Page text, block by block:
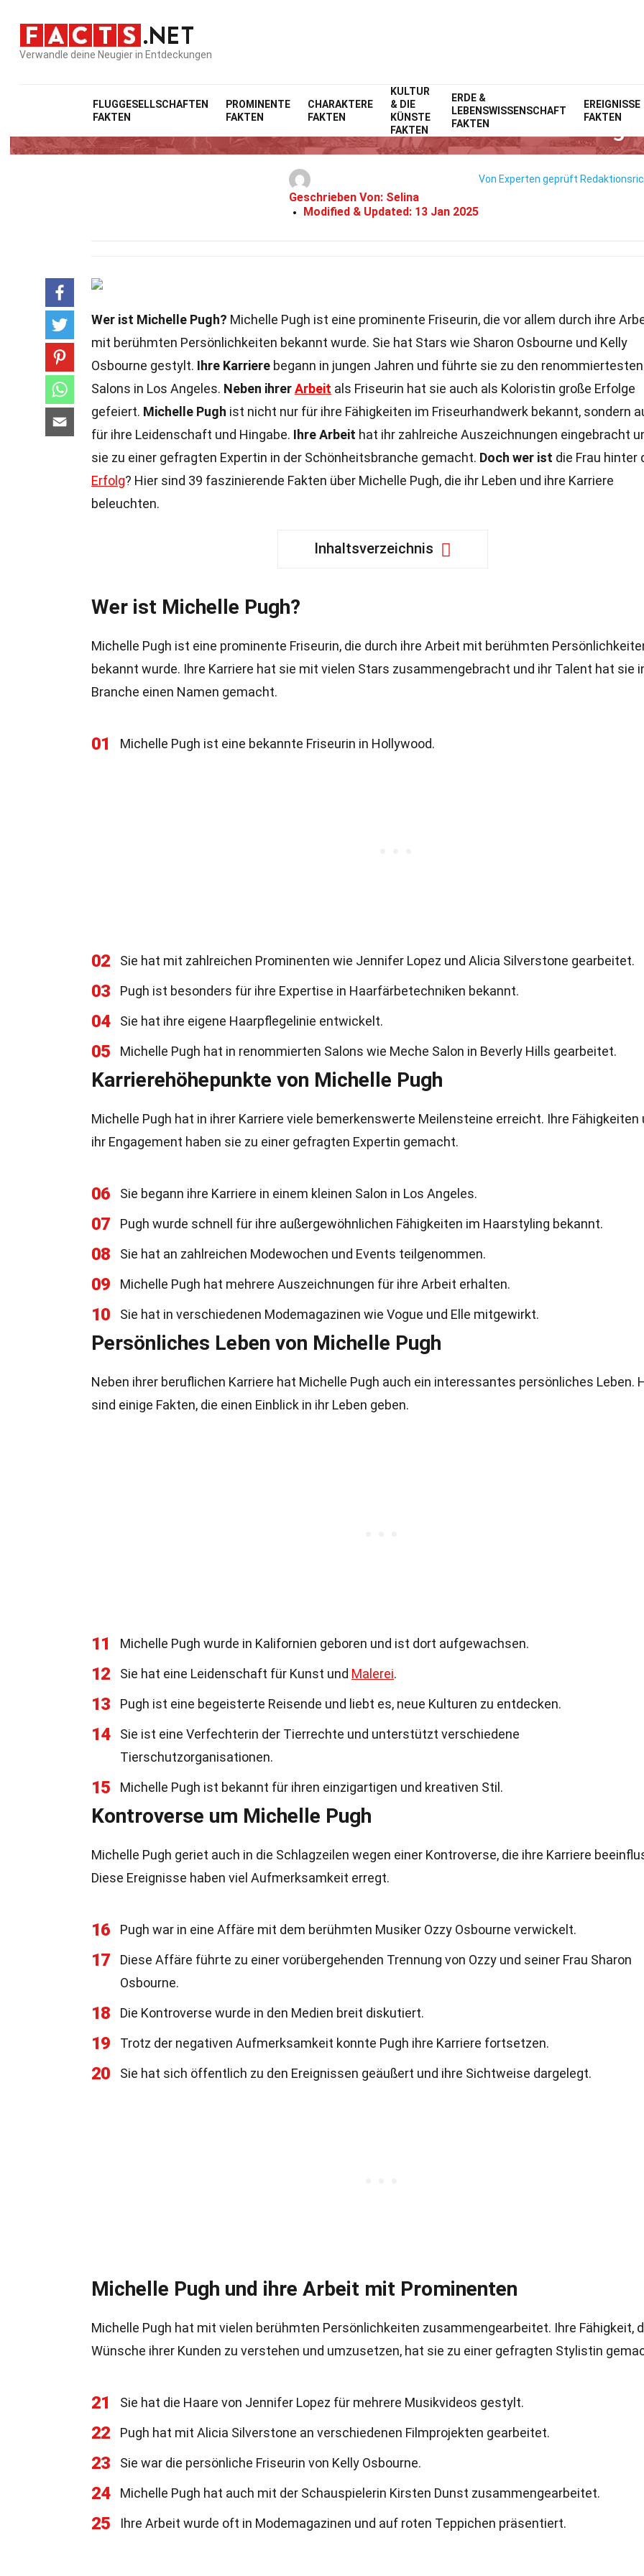
Verwandle deine Neugier in Entdeckungen
FLUGGESELLSCHAFTEN
FAKTEN
PROMINENTE
FAKTEN
CHARAKTERE
FAKTEN
KULTUR
& DIE
KÜNSTE
FAKTEN
ERDE &
LEBENSWISSENSCHAFT
FAKTEN
EREIGNISSE
FAKTEN
Home Prominente
39 Fakten Über Michelle Pugh
Geschrieben Von: Selina
Modified & Updated: 13 Jan 2025
Von Experten geprüft
Wer ist Michelle Pugh? Michelle Pugh ist eine prominente Friseurin, die vor allem durch ihre
mit berühmten Persönlichkeiten bekannt wurde. Sie hat Stars wie Sharon Osbourne und Kelly
Osbourne gestylt. Ihre Karriere begann in jungen Jahren und führte sie zu den renommiertesten
Salons in Los Angeles. Neben ihrerArbeit als Friseurin hat sie auch als Koloristin große Erfolge
gefeiert. Michelle Pugh ist nicht nur für ihre Fähigkeiten im Friseurhandwerk bekannt, sondern
für ihre Leidenschaft und Hingabe. Ihre Arbeit hat ihr zahlreiche Auszeichnungen eingebracht
sie zu einer gefragten Expertin in der Schönheitsbranche gemacht. Doch wer ist die Frau hinter
Erfolg? Hier sind 39 faszinierende Fakten über Michelle Pugh, die ihr Leben und ihre Karriere
beleuchten.
Inhaltsverzeichnis
Wer ist Michelle Pugh?
Michelle Pugh ist eine prominente Friseurin, die durch ihre Arbeit mit berühmten
bekannt wurde. Ihre Karriere hat sie mit vielen Stars zusammengebracht und ihr Talent hat sie
Branche einen Namen gemacht.
01 Michelle Pugh ist eine bekannte Friseurin in Hollywood.
02 Sie hat mit zahlreichen Prominenten wie Jennifer Lopez und Alicia Silverstone gearbeitet.
03 Pugh ist besonders für ihre Expertise in Haarfärbetechniken bekannt.
04 Sie hat ihre eigene Haarpflegelinie entwickelt.
05 Michelle Pugh hat in renommierten Salons wie Meche Salon in Beverly Hills gearbeitet.
Karrierehöhepunkte von Michelle Pugh
Michelle Pugh hat in ihrer Karriere viele bemerkenswerte Meilensteine erreicht. Ihre Fähigkeiten
ihr Engagement haben sie zu einer gefragten Expertin gemacht.
06 Sie begann ihre Karriere in einem kleinen Salon in Los Angeles.
07 Pugh wurde schnell für ihre außergewöhnlichen Fähigkeiten im Haarstyling bekannt.
08 Sie hat an zahlreichen Modewochen und Events teilgenommen.
09 Michelle Pugh hat mehrere Auszeichnungen für ihre Arbeit erhalten.
10 Sie hat in verschiedenen Modemagazinen wie Vogue und Elle mitgewirkt.
Persönliches Leben von Michelle Pugh
Neben ihrer beruflichen Karriere hat Michelle Pugh auch ein interessantes persönliches Leben.
sind einige Fakten, die einen Einblick in ihr Leben geben.
11 Michelle Pugh wurde in Kalifornien geboren und ist dort aufgewachsen.
12 Sie hat eine Leidenschaft für Kunst und Malerei.
13 Pugh ist eine begeisterte Reisende und liebt es, neue Kulturen zu entdecken.
14
Sie ist eine Verfechterin der Tierrechte und unterstützt verschiedene
Tierschutzorganisationen.
15 Michelle Pugh ist bekannt für ihren einzigartigen und kreativen Stil.
Kontroverse um Michelle Pugh
Michelle Pugh geriet auch in die Schlagzeilen wegen einer Kontroverse, die ihre Karriere
Diese Ereignisse haben viel Aufmerksamkeit erregt.
16 Pugh war in eine Affäre mit dem berühmten Musiker Ozzy Osbourne verwickelt.
17
Diese Affäre führte zu einer vorübergehenden Trennung von Ozzy und seiner Frau Sharon
Osbourne.
18 Die Kontroverse wurde in den Medien breit diskutiert.
19 Trotz der negativen Aufmerksamkeit konnte Pugh ihre Karriere fortsetzen.
20 Sie hat sich öffentlich zu den Ereignissen geäußert und ihre Sichtweise dargelegt.
Michelle Pugh und ihre Arbeit mit Prominenten
Michelle Pugh hat mit vielen berühmten Persönlichkeiten zusammengearbeitet. Ihre Fähigkeit,
Wünsche ihrer Kunden zu verstehen und umzusetzen, hat sie zu einer gefragten Stylistin
21 Sie hat die Haare von Jennifer Lopez für mehrere Musikvideos gestylt.
22 Pugh hat mit Alicia Silverstone an verschiedenen Filmprojekten gearbeitet.
23 Sie war die persönliche Friseurin von Kelly Osbourne.
24 Michelle Pugh hat auch mit der Schauspielerin Kirsten Dunst zusammengearbeitet.
25 Ihre Arbeit wurde oft in Modemagazinen und auf roten Teppichen präsentiert.